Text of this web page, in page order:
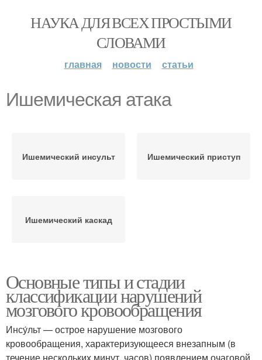
НАУКА ДЛЯ ВСЕХ ПРОСТЫМИ
СЛОВАМИ
главная новости статьи
Ишемическая атака
Ишемический инсульт Ишемический приступ
Ишемический каскад
Основные типы и стадии
классификации нарушений
мозгового кровообращения
Инсу́льт — острое нарушение мозгового
кровообращения, характеризующееся внезапным (в